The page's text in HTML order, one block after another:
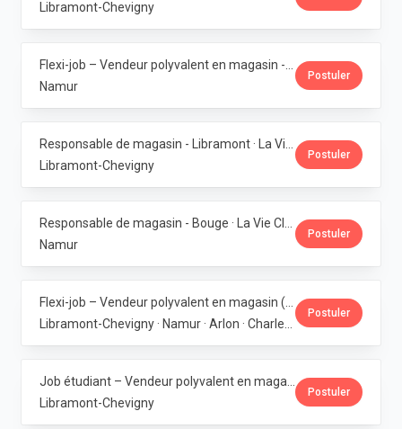
Libramont-Chevigny
Namur
Postuler
Libramont-Chevigny
Postuler
Namur
Postuler
Postuler
Libramont-Chevigny
Postuler